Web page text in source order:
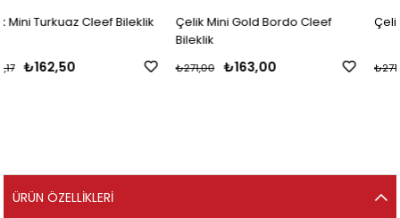
Çelik Mini Gold Bordo Cleef
₺271,00
Çelik Mini Bordo Cleef Bileklik
₺163,00
₺271,00
ÜRÜN ÖZELLIKLERI